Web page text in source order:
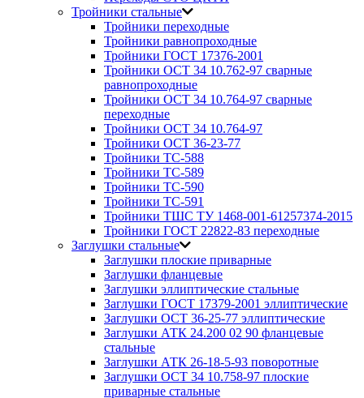
Тройники стальные
Тройники переходные
Тройники равнопроходные
Тройники ГОСТ 17376-2001
Тройники ОСТ 34 10.762-97 сварные
равнопроходные
Тройники ОСТ 34 10.764-97 сварные
переходные
Тройники ОСТ 34 10.764-97
Тройники ОСТ 36-23-77
Тройники ТС-588
Тройники ТС-589
Тройники ТС-590
Тройники ТС-591
Тройники ТШС ТУ 1468-001-61257374-2015
Тройники ГОСТ 22822-83 переходные
Заглушки стальные
Заглушки плоские приварные
Заглушки фланцевые
Заглушки эллиптические стальные
Заглушки ГОСТ 17379-2001 эллиптические
Заглушки ОСТ 36-25-77 эллиптические
Заглушки АТК 24.200 02 90 фланцевые
стальные
Заглушки АТК 26-18-5-93 поворотные
Заглушки ОСТ 34 10.758-97 плоские
приварные стальные